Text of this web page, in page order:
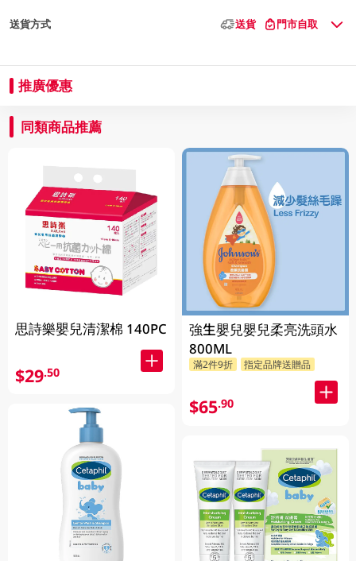
送貨方式 送貨 門市自取
推廣優惠
同類商品推薦
思詩樂嬰兒清潔棉 140PC
$29.50
強生嬰兒嬰兒柔亮洗頭水
800ML
滿2件9折 指定品牌送贈品
$65.90